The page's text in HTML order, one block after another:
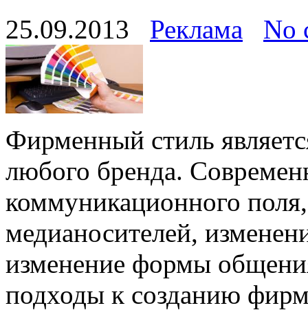
25.09.2013 Реклама No
Фирменный стиль
любого бренда.
коммуникационного
медианосителей,
изменение формы
подходы к созданию